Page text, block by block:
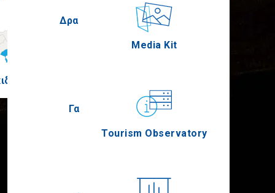
Δραστηριότητες
Γαστρονομία
Media Kit
Tourism Observatory